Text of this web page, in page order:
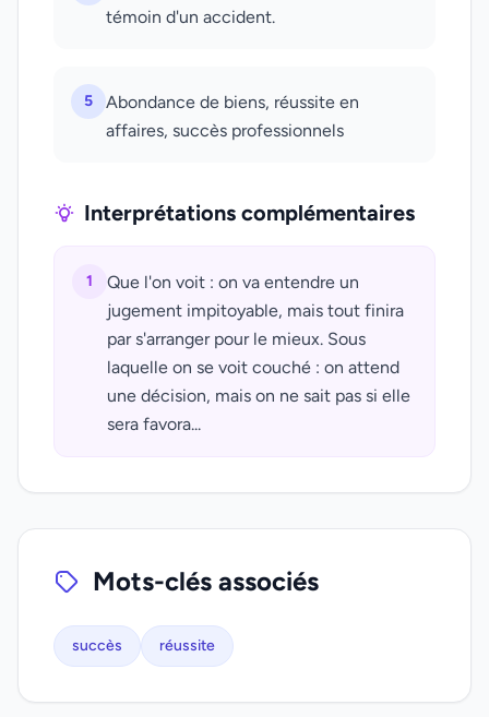
témoin d'un accident.
5
Abondance de biens, réussite en
affaires, succès professionnels
Interprétations complémentaires
1
Que l'on voit : on va entendre un
jugement impitoyable, mais tout finira
par s'arranger pour le mieux. Sous
laquelle on se voit couché : on attend
une décision, mais on ne sait pas si elle
sera favora...
Mots-clés associés
succès réussite